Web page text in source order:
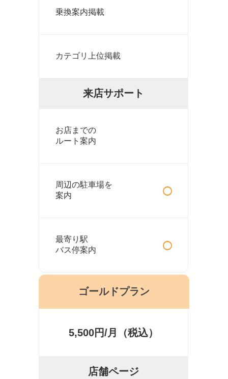
乗換案内掲載
カテゴリ上位掲載
来店サポート
お店までの
ルート案内
周辺の駐車場を
案内
○
最寄り駅
バス停案内
○
ゴールドプラン
5,500円/月（税込）
店舗ページ